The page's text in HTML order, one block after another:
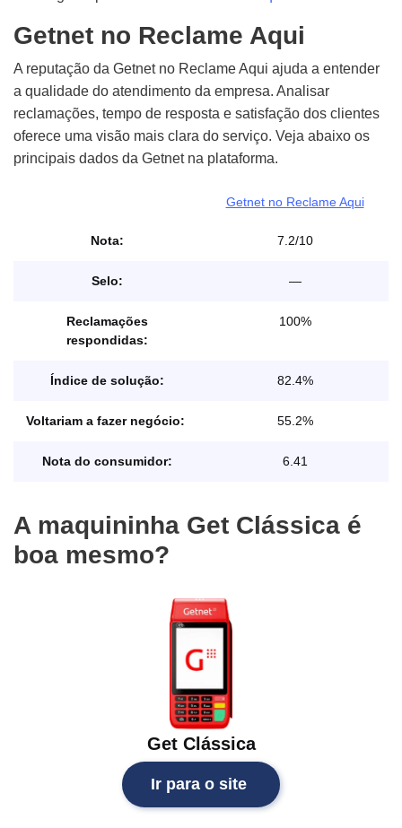
Getnet no Reclame Aqui
A reputação da Getnet no Reclame Aqui ajuda a entender
a qualidade do atendimento da empresa. Analisar
reclamações, tempo de resposta e satisfação dos clientes
oferece uma visão mais clara do serviço. Veja abaixo os
principais dados da Getnet na plataforma.
Getnet no Reclame Aqui
Nota: 7.2/10
Selo: —
Reclamações
respondidas:
100%
Índice de solução: 82.4%
Voltariam a fazer negócio: 55.2%
Nota do consumidor: 6.41
A maquininha Get Clássica é
boa mesmo?
Get Clássica
Ir para o site